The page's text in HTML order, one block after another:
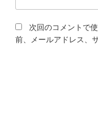
次回のコメントで
前、メールアドレス、